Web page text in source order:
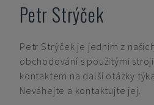
Petr Strýček
Petr Strýček je jedním z
obchodování s použitými
kontaktem na další otázky
Neváhejte a kontaktujte jej.